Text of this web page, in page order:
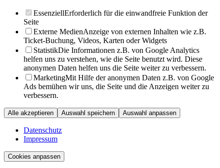
EssenziellErforderlich für die einwandfreie Funktion der
Seite
Externe MedienAnzeige von externen Inhalten wie z.B.
Ticket-Buchung, Videos, Karten oder Widgets
StatistikDie Informationen z.B. von Google Analytics
helfen uns zu verstehen, wie die Seite benutzt wird. Diese
anonymen Daten helfen uns die Seite weiter zu verbessern.
MarketingMit Hilfe der anonymen Daten z.B. von Google
Ads bemühen wir uns, die Seite und die Anzeigen weiter zu
verbessern.
Alle akzeptieren Auswahl speichern Auswahl anpassen
Datenschutz
Impressum
Cookies anpassen